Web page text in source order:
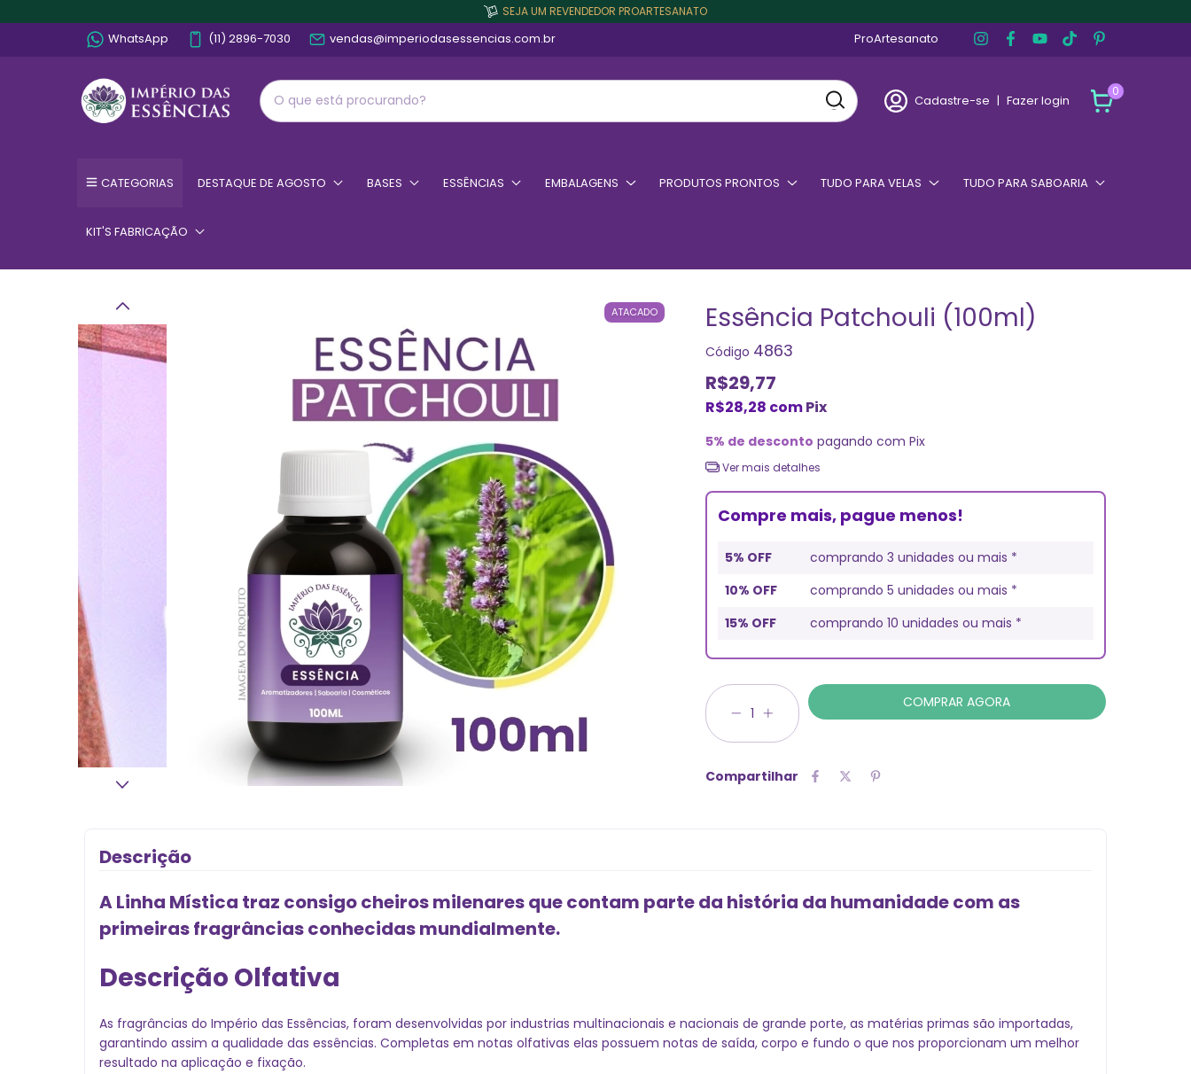
SEJA UM REVENDEDOR PROARTESANATO
WhatsApp (11) 2896-7030 vendas@imperiodasessencias.com.br ProArtesanato
Cadastre-se | Fazer login
0
CATEGORIAS DESTAQUE DE AGOSTO BASES ESSÊNCIAS EMBALAGENS PRODUTOS PRONTOS TUDO PARA VELAS TUDO PARA SABOARIA
KIT'S FABRICAÇÃO
ATACADO Essência Patchouli (100ml)
Código 4863
R$29,77
R$28,28 comPix
5% de desconto pagando com Pix
Ver mais detalhes
Compre mais, pague menos!
5% OFF
comprando 3 unidades ou mais *
10% OFF
comprando 5 unidades ou mais *
15% OFF
comprando 10 unidades ou mais *
Compartilhar
Descrição
A Linha Mística traz consigo cheiros milenares que contam parte da história da humanidade com as
primeiras fragrâncias conhecidas mundialmente.
Descrição Olfativa
As fragrâncias do Império das Essências, foram desenvolvidas por industrias multinacionais e nacionais de grande porte, as matérias primas são importadas,
garantindo assim a qualidade das essências. Completas em notas olfativas elas possuem notas de saída, corpo e fundo o que nos proporcionam um melhor
resultado na aplicação e fixação.